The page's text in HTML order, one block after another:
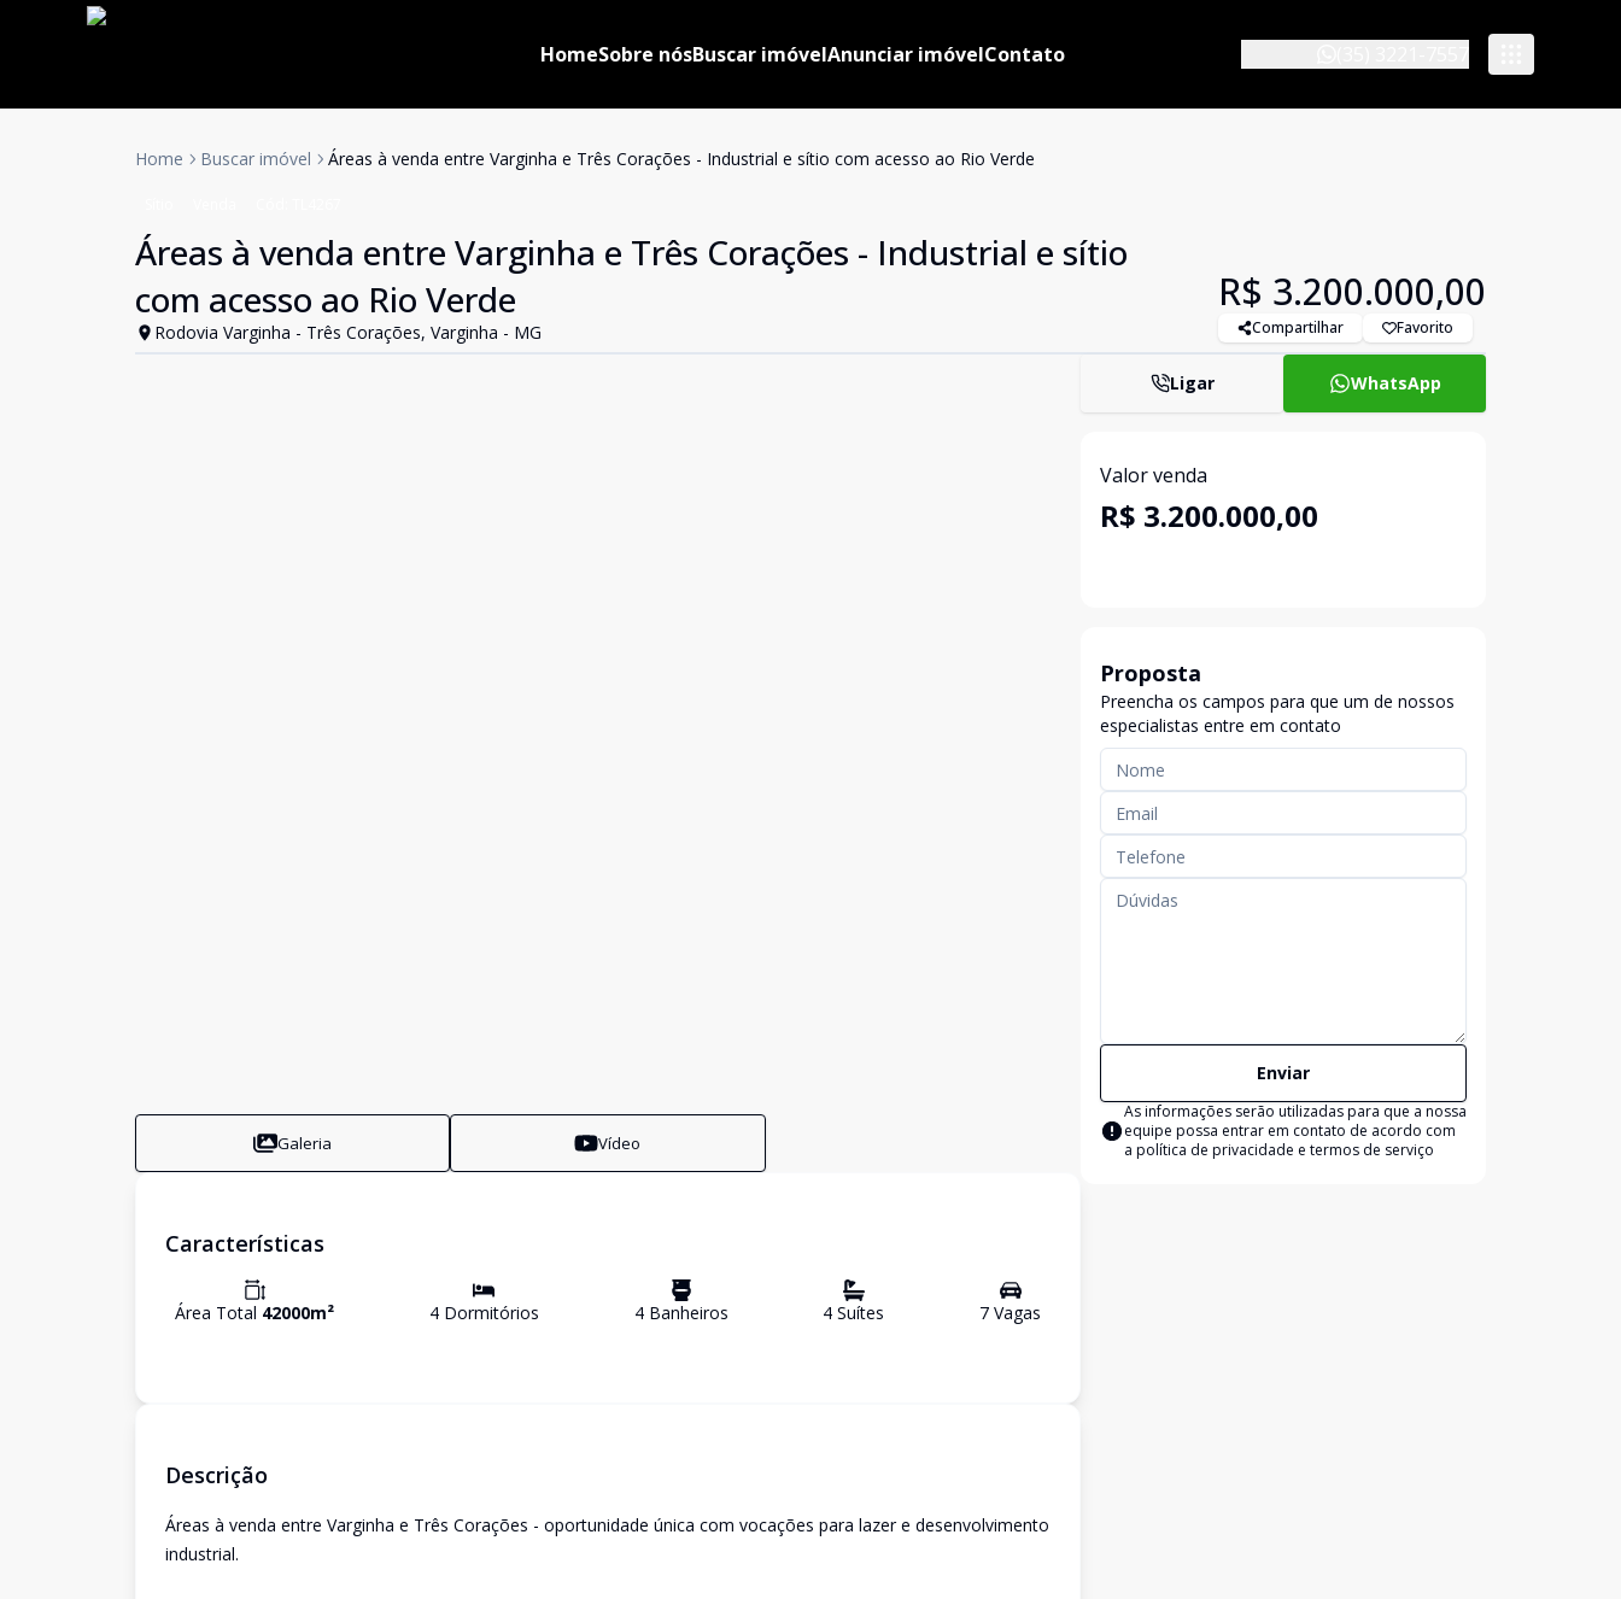
HomeSobre nósBuscar imóvelAnunciar imóvelContato
Home Buscar imóvel Áreas à venda entre Varginha e Três Corações - Industrial e sítio com acesso ao Rio Verde
Áreas à venda entre Varginha e Três Corações - Industrial e sítio
com acesso ao Rio Verde
Rodovia Varginha - Três Corações, Varginha - MG
R$ 3.200.000,00
Compartilhar Favorito
Galeria Vídeo
Características
Área Total 42000m² 4Dormitórios 4Banheiros 4 Suítes 7 Vagas
Descrição
Áreas à venda entre Varginha e Três Corações - oportunidade única com vocações para lazer e desenvolvimento
industrial.
Ligar WhatsApp
Valor venda
R$ 3.200.000,00
Proposta
Preencha os campos para que um de nossos
especialistas entre em contato
Enviar
As informações serão utilizadas para que a nossa
equipe possa entrar em contato de acordo com
a política de privacidade e termos de serviço